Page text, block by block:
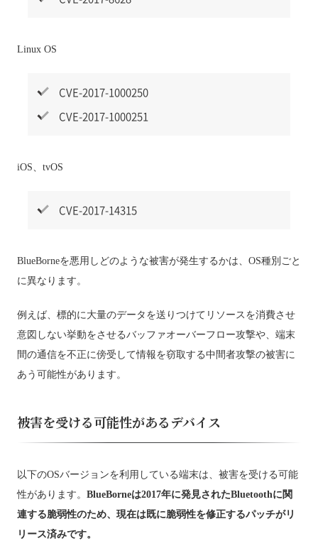
Linux OS
CVE-2017-1000250
CVE-2017-1000251
iOS、tvOS
CVE-2017-14315
BlueBorneを悪用しどのような被害が発生するかは、OS種別ごと
に異なります。
例えば、標的に大量のデータを送りつけてリソースを消費させ
意図しない挙動をさせるバッファオーバーフロー攻撃や、端末
間の通信を不正に傍受して情報を窃取する中間者攻撃の被害に
あう可能性があります。
被害を受ける可能性があるデバイス
以下のOSバージョンを利用している端末は、被害を受ける可能
性があります。 BlueBorneは2017年に発見されたBluetoothに関
連する脆弱性のため、現在は既に脆弱性を修正するパッチがリ
リース済みです。